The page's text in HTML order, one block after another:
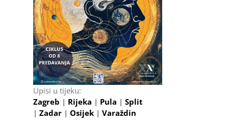
Upisi u tijeku:
Zagreb | Rijeka | Pula | Split
| Zadar | Osijek | Varaždin